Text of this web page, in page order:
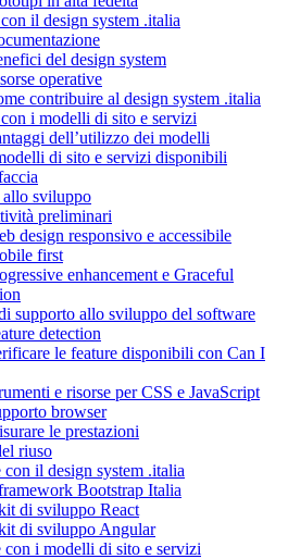
il design system .italia
del design system
operative
contribuire al design system .italia
i modelli di sito e servizi
dell’utilizzo dei modelli
di sito e servizi disponibili
sviluppo
preliminari
design responsivo e accessibile
first
enhancement e Graceful
supporto allo sviluppo del software
detection
le feature disponibili con Can I
e risorse per CSS e JavaScript
browser
le prestazioni
riuso
il design system .italia
Bootstrap Italia
di sviluppo React
di sviluppo Angular
con i modelli di sito e servizi